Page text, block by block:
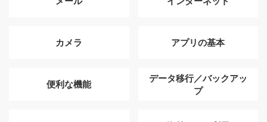
カメラ アプリの基本
便利な機能
データ移行／バックアッ
プ